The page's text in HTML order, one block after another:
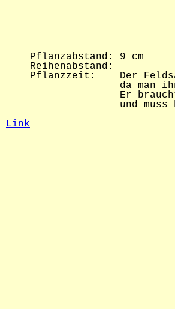
    Pflanzabstand: 9 cm
    Reihenabstand:
Pflanzzeit:    Der
da man
Er
und muss
Link